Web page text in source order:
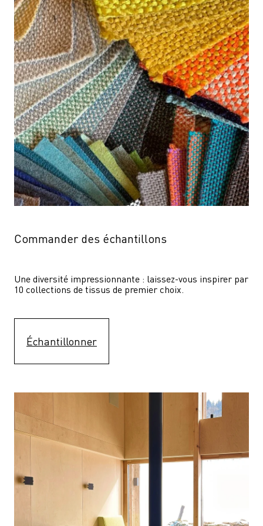
Commander des échantillons
Une diversité impressionnante : laissez-vous inspirer par
10 collections de tissus de premier choix.
Échantillonner